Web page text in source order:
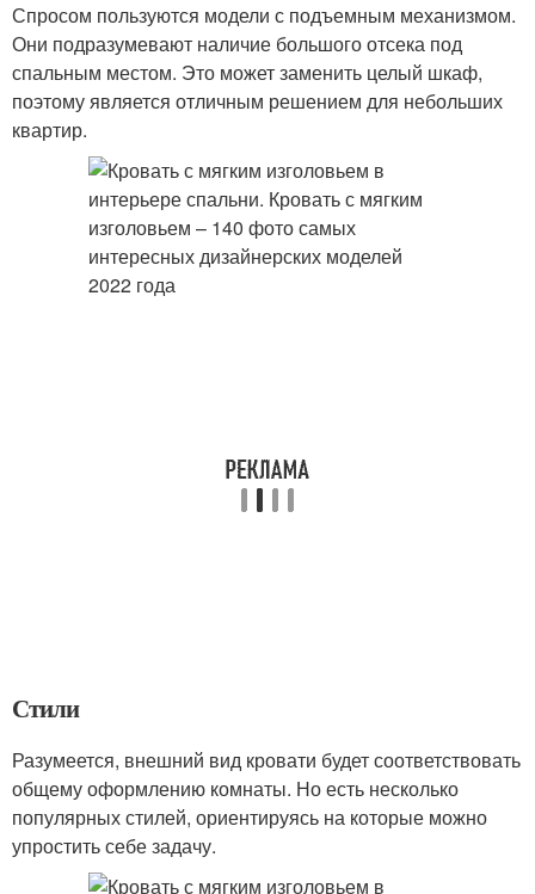
Спросом пользуются модели с подъемным механизмом.
Они подразумевают наличие большого отсека под
спальным местом. Это может заменить целый шкаф,
поэтому является отличным решением для небольших
квартир.
Стили
Разумеется, внешний вид кровати будет соответствовать
общему оформлению комнаты. Но есть несколько
популярных стилей, ориентируясь на которые можно
упростить себе задачу.